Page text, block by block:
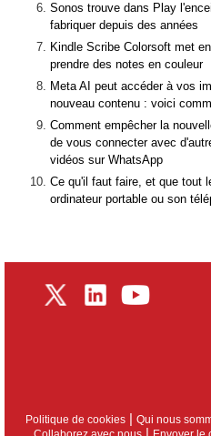
Sonos trouve dans Play
fabriquer depuis des années
Kindle Scribe Colorsoft met
prendre des notes en couleur
Meta AI peut accéder à vos
nouveau contenu : voici
Comment empêcher la
de vous connecter avec
vidéos sur WhatsApp
Ce qu'il faut faire, et que tout
ordinateur portable ou son
Politique de cookies | Qui nous